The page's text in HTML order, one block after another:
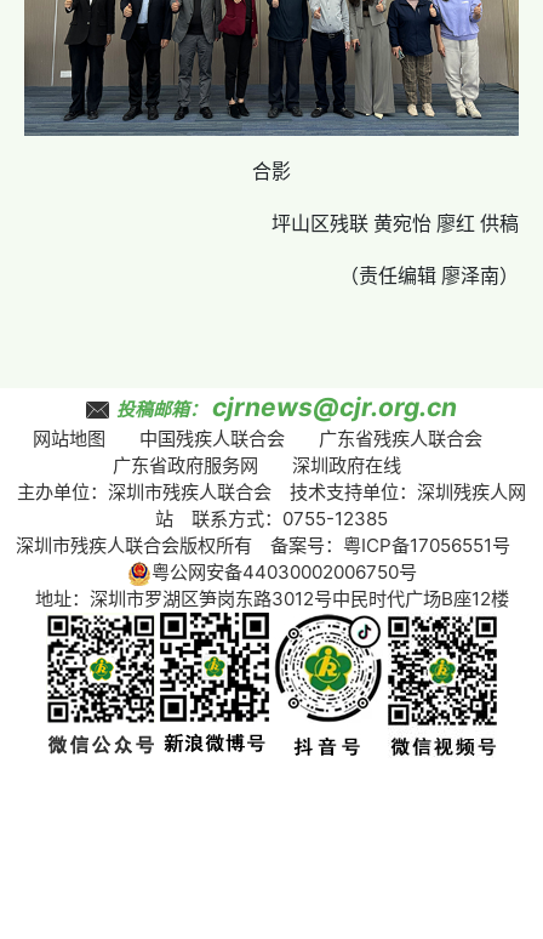
合影
坪山区残联 黄宛怡 廖红 供稿
（责任编辑 廖泽南）
投稿邮箱： cjrnews@cjr.org.cn
网站地图 中国残疾人联合会
广东省残疾人联合会
广东省政府服务网
深圳政府在线
主办单位：深圳市残疾人联合会 技术支持单位：深圳残疾人网
站 联系方式：0755-12385
深圳市残疾人联合会版权所有 备案号： 粤ICP备17056551号
粤公网安备44030002006750号
地址：深圳市罗湖区笋岗东路3012号中民时代广场B座12楼